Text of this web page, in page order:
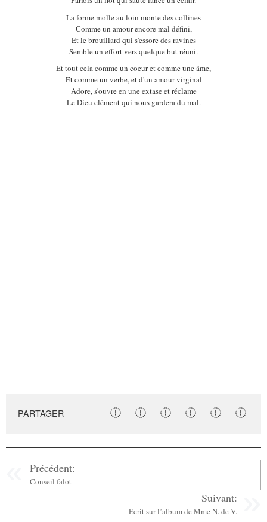
La forme molle au loin monte des collines
Comme un amour encore mal défini,
Et le brouillard qui s'essore des ravines
Semble un effort vers quelque but réuni.
Et tout cela comme un coeur et comme une âme,
Et comme un verbe, et d'un amour virginal
Adore, s'ouvre en une extase et réclame
Le Dieu clément qui nous gardera du mal.
PARTAGER
Précédent:
Conseil falot
Suivant:
Ecrit sur l’album de Mme N. de V.